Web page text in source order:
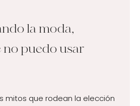
la moda,
no puedo usar
mitos que rodean la elección